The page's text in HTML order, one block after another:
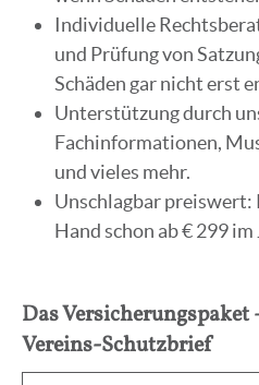
Individuelle
und Prüfung von
Schäden gar nicht erst
Unterstützung durch
Fachinformationen,
und vieles mehr.
Unschlagbar
Hand schon ab € 299 im
Das
Vereins-Schutzbrief